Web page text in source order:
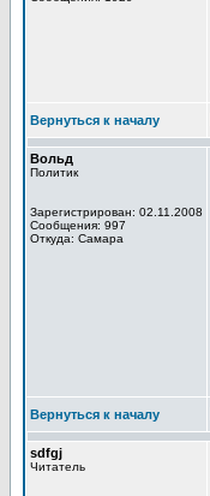
Вернуться к началу
Вольд
Политик
Зарегистрирован: 02.11.2008
Сообщения: 997
Откуда: Самара
Вернуться к началу
sdfgj
Читатель